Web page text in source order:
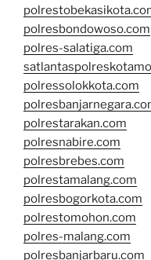
polresbondowoso.com
polres-salatiga.com
polressolokkota.com
polrestarakan.com
polresnabire.com
polresbrebes.com
polrestamalang.com
polresbogorkota.com
polrestomohon.com
polres-malang.com
polresbanjarbaru.com